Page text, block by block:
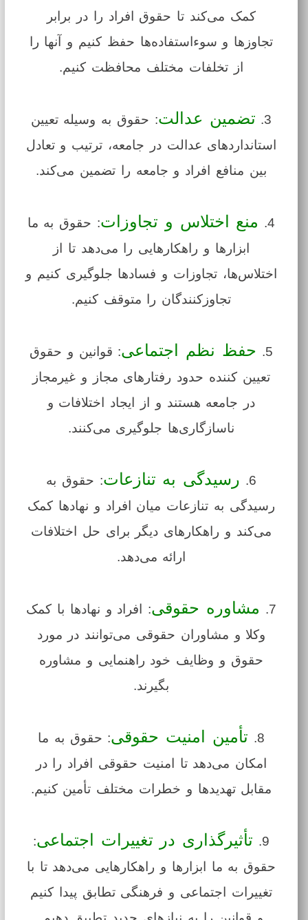
کمک می‌کند تا حقوق افراد را در برابر
تجاوزها و سوءاستفاده‌ها حفظ کنیم و آنها را
از تخلفات مختلف محافظت کنیم.
تضمین عدالت: حقوق به وسیله تعیین
استانداردهای عدالت در جامعه، ترتیب و تعادل
بین منافع افراد و جامعه را تضمین می‌کند.
منع اختلاس و تجاوزات: حقوق به ما
ابزارها و راهکارهایی را می‌دهد تا از
اختلاس‌ها، تجاوزات و فسادها جلوگیری کنیم و
تجاوزکنندگان را متوقف کنیم.
حفظ نظم اجتماعی: قوانین و حقوق
تعیین کننده حدود رفتارهای مجاز و غیرمجاز
در جامعه هستند و از ایجاد اختلافات و
ناسازگاری‌ها جلوگیری می‌کنند.
رسیدگی به تنازعات: حقوق به
رسیدگی به تنازعات میان افراد و نهادها کمک
می‌کند و راهکارهای دیگر برای حل اختلافات
ارائه می‌دهد.
مشاوره حقوقی: افراد و نهادها با کمک
وکلا و مشاوران حقوقی می‌توانند در مورد
حقوق و وظایف خود راهنمایی و مشاوره
بگیرند.
تأمین امنیت حقوقی: حقوق به ما
امکان می‌دهد تا امنیت حقوقی افراد را در
مقابل تهدیدها و خطرات مختلف تأمین کنیم.
تأثیرگذاری در تغییرات اجتماعی:
حقوق به ما ابزارها و راهکارهایی می‌دهد تا با
تغییرات اجتماعی و فرهنگی تطابق پیدا کنیم